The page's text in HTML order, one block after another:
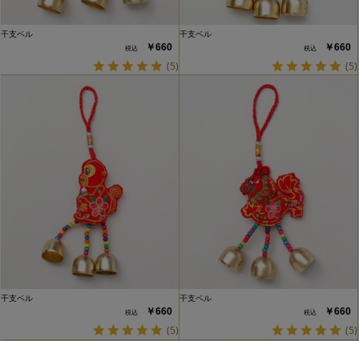
干支ベル
￥660
(5)
干支ベル
￥660
(5)
干支ベル
￥660
(5)
干支ベル
￥660
(5)